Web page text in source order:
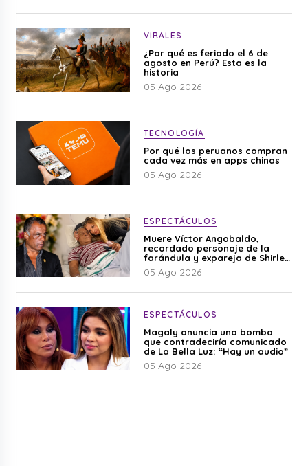
VIRALES
¿Por qué es feriado el 6 de
agosto en Perú? Esta es la
historia
05 Ago 2026
TECNOLOGÍA
Por qué los peruanos compran
cada vez más en apps chinas
05 Ago 2026
ESPECTÁCULOS
Muere Víctor Angobaldo,
recordado personaje de la
farándula y expareja de Shirley
Cherres
05 Ago 2026
ESPECTÁCULOS
Magaly anuncia una bomba
que contradeciría comunicado
de La Bella Luz: “Hay un audio”
05 Ago 2026